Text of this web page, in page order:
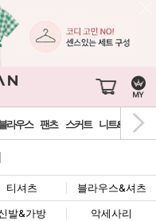
라우스 팬츠 스커트 니트&가디건
티셔츠 블라우스&셔츠
발&가방 악세사리